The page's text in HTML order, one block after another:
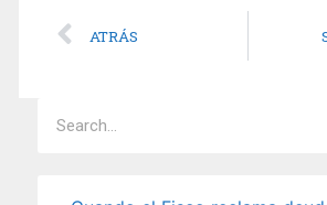
ATRÁS